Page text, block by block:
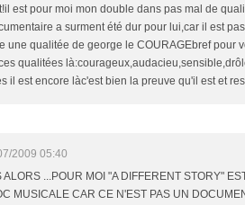
est pour moi mon double dans pas mal de
a surment été dur pour lui,car il est
une qualitée de george le COURAGEbref pour
qualitées
il est encore làc'est bien la preuve qu'il est et
2009 05:40
ALORS ...POUR MOI "A DIFFERENT STORY"
MUSICALE CAR CE N'EST PAS UN